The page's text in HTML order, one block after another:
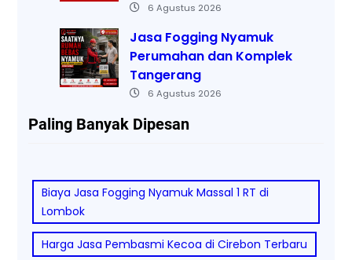
6 Agustus 2026
Jasa Fogging Nyamuk
Perumahan dan Komplek
Tangerang
6 Agustus 2026
Paling Banyak Dipesan
Biaya Jasa Fogging Nyamuk Massal 1 RT di
Lombok
Harga Jasa Pembasmi Kecoa di Cirebon Terbaru